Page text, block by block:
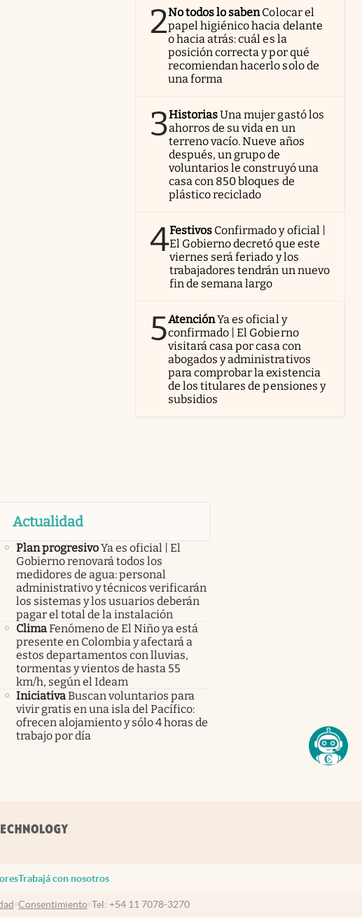
2No todos lo sabenColocar el
papel higiénico hacia delante
o hacia atrás: cuál es la
posición correcta y por qué
recomiendan hacerlo solo de
una forma
3HistoriasUna mujer gastó los
ahorros de su vida en un
terreno vacío. Nueve años
después, un grupo de
voluntarios le construyó una
casa con 850 bloques de
plástico reciclado
4Festivos Confirmado y oficial |
El Gobierno decretó que este
viernes será feriado y los
trabajadores tendrán un nuevo
fin de semana largo
5AtenciónYa es oficial y
confirmado | El Gobierno
visitará casa por casa con
abogados y administrativos
para comprobar la existencia
de los titulares de pensiones y
subsidios
Actualidad
Plan progresivoYa es oficial | El
Gobierno renovará todos los
medidores de agua: personal
administrativo y técnicos verificarán
los sistemas y los usuarios deberán
pagar el total de la instalación
ClimaFenómeno de El Niño ya está
presente en Colombia y afectará a
estos departamentos con lluvias,
tormentas y vientos de hasta 55
km/h, según el Ideam
IniciativaBuscan voluntarios para
vivir gratis en una isla del Pacífico:
ofrecen alojamiento y sólo 4 horas de
trabajo por día
Trabajá con nosotros
Consentimiento Tel: +54 11 7078-3270